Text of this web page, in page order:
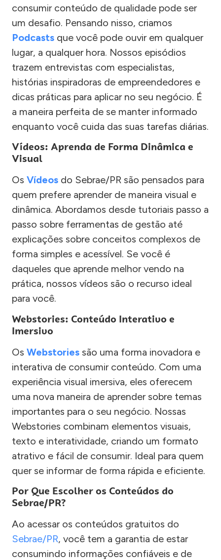
consumir conteúdo de qualidade pode ser
um desafio. Pensando nisso, criamos
Podcasts que você pode ouvir em qualquer
lugar, a qualquer hora. Nossos episódios
trazem entrevistas com especialistas,
histórias inspiradoras de empreendedores e
dicas práticas para aplicar no seu negócio. É
a maneira perfeita de se manter informado
enquanto você cuida das suas tarefas diárias.
Vídeos: Aprenda de Forma Dinâmica e
Visual
Os Vídeos do Sebrae/PR são pensados para
quem prefere aprender de maneira visual e
dinâmica. Abordamos desde tutoriais passo a
passo sobre ferramentas de gestão até
explicações sobre conceitos complexos de
forma simples e acessível. Se você é
daqueles que aprende melhor vendo na
prática, nossos vídeos são o recurso ideal
para você.
Webstories: Conteúdo Interativo e
Imersivo
Os Webstories são uma forma inovadora e
interativa de consumir conteúdo. Com uma
experiência visual imersiva, eles oferecem
uma nova maneira de aprender sobre temas
importantes para o seu negócio. Nossas
Webstories combinam elementos visuais,
texto e interatividade, criando um formato
atrativo e fácil de consumir. Ideal para quem
quer se informar de forma rápida e eficiente.
Por Que Escolher os Conteúdos do
Sebrae/PR?
Ao acessar os conteúdos gratuitos do
Sebrae/PR, você tem a garantia de estar
consumindo informações confiáveis e de